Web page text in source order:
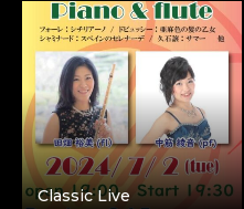
Classic Live